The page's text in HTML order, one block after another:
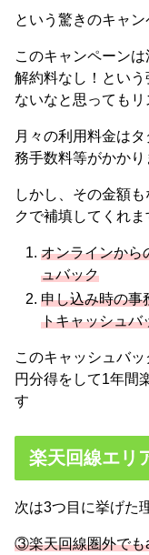
という驚きのキャ
このキャンペーン
解約料なし！とい
ないなと思っても
月々の利用料金は
務手数料等がかかり
しかし、その金額
クで補填してくれま
オンラインから
ュバック
申し込み時の事
トキャッシュバ
このキャッシュバ
円分得をして1年間
す
楽天回線エリ
次は3つ目に挙げた
③楽天回線圏外でも